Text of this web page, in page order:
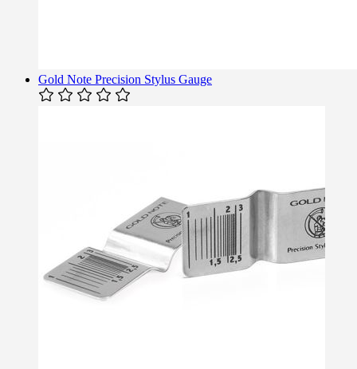
Gold Note Precision Stylus Gauge